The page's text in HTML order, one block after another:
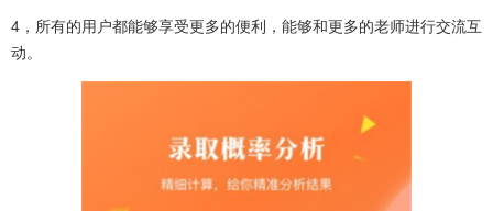
4，所有的用户都能够享受更多的便利，能够和更多的老师进行交流互
动。